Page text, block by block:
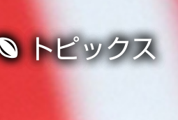
トピックス